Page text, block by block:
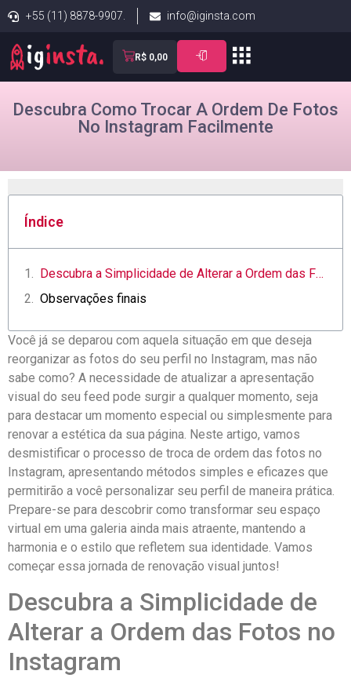
+55 (11) 8878-9907. info@iginsta.com
R$ 0,00
Descubra Como Trocar A Ordem De Fotos
No Instagram Facilmente
Índice
Descubra a Simplicidade de Alterar a Ordem das Fotos no Instagram
Observações finais
Você já ⁣se deparou com ‌aquela situação em que deseja
reorganizar as fotos⁣ do seu perfil no Instagram, mas‍ não
sabe como? A necessidade⁣ de atualizar ⁤a apresentação
visual do seu feed pode surgir a qualquer momento,‍ seja‍
para destacar ⁢um momento especial ou simplesmente ‍para
renovar a estética da sua⁢ página. Neste artigo, ‍vamos
‌desmistificar o processo de troca de ordem das‌ fotos no
Instagram, apresentando métodos simples e eficazes que‌
permitirão ⁤a você personalizar seu perfil de maneira ​prática.
Prepare-se para descobrir como transformar seu espaço
virtual em uma galeria ainda mais atraente, mantendo a
harmonia e o estilo que refletem sua identidade. Vamos ​
começar essa ⁤jornada de renovação visual juntos!
Descubra a Simplicidade de
Alterar a Ordem das Fotos no
Instagram